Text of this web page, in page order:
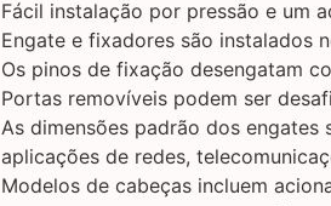
Fácil instalação por pressão e um
Engate e fixadores são instalados
Os pinos de fixação desengatam
Portas removíveis podem ser
As dimensões padrão dos
aplicações de redes,
Modelos de cabeças incluem